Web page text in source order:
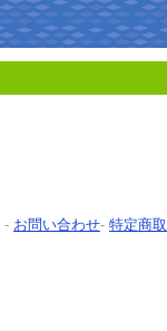
- お問い合わせ- 特定商